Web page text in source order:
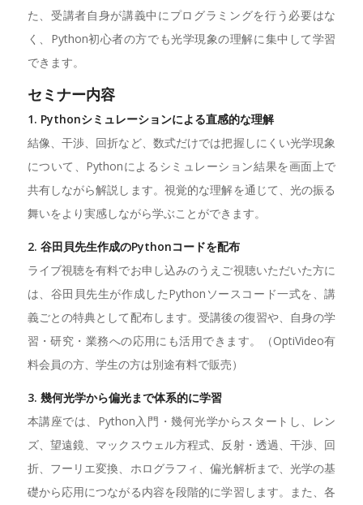
た、受講者自身が講義中にプログラミングを行う必要はな
く、Python初心者の方でも光学現象の理解に集中して学習
できます。
セミナー内容
1. Pythonシミュレーションによる直感的な理解
結像、干渉、回折など、数式だけでは把握しにくい光学現象
について、Pythonによるシミュレーション結果を画面上で
共有しながら解説します。視覚的な理解を通じて、光の振る
舞いをより実感しながら学ぶことができます。
2. 谷田貝先生作成のPythonコードを配布
ライブ視聴を有料でお申し込みのうえご視聴いただいた方に
は、谷田貝先生が作成したPythonソースコード一式を、講
義ごとの特典として配布します。受講後の復習や、自身の学
習・研究・業務への応用にも活用できます。（OptiVideo有
料会員の方、学生の方は別途有料で販売）
3. 幾何光学から偏光まで体系的に学習
本講座では、Python入門・幾何光学からスタートし、レン
ズ、望遠鏡、マックスウェル方程式、反射・透過、干渉、回
折、フーリエ変換、ホログラフィ、偏光解析まで、光学の基
礎から応用につながる内容を段階的に学習します。また、各